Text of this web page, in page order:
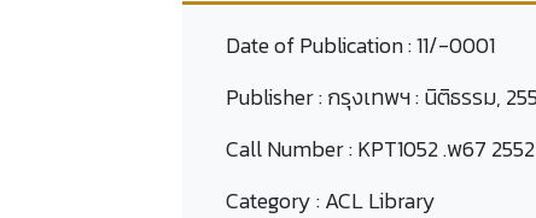
Date of Publication :11/-0001
Publisher :กรุงเทพฯ : นิติธรรม,
Call Number :KPT1052 .พ67 2552
Category :ACL Library